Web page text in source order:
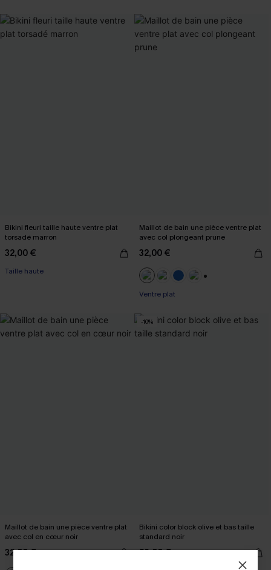
Bikini fleuri taille haute ventre plat
torsadé marron
32,00 €
Taille haute
Maillot de bain une pièce ventre plat
avec col plongeant prune
32,00 €
Ventre plat
Maillot de bain une pièce ventre plat
avec col en cœur noir
32,00 €
-10%
Bikini color block olive et bas taille
standard noir
26,00 €29,00 €